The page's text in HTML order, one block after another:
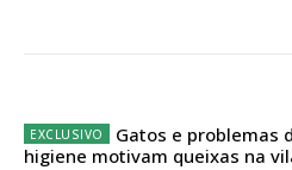
Escolha o plano de
Gatos e problemas
higiene motivam queixas na